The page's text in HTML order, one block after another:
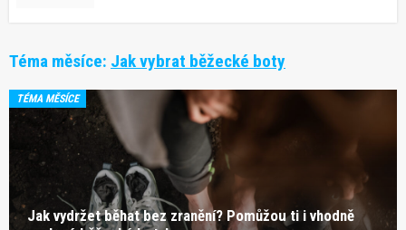
Téma měsíce: Jak vybrat běžecké boty
TÉMA MĚSÍCE
Jak vydržet běhat bez zranění? Pomůžou ti i vhodně